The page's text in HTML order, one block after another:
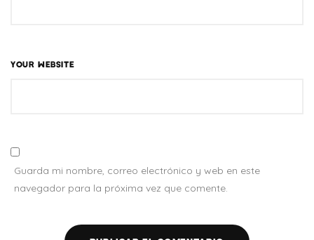
YOUR WEBSITE
Guarda mi nombre, correo electrónico y web en este
navegador para la próxima vez que comente.